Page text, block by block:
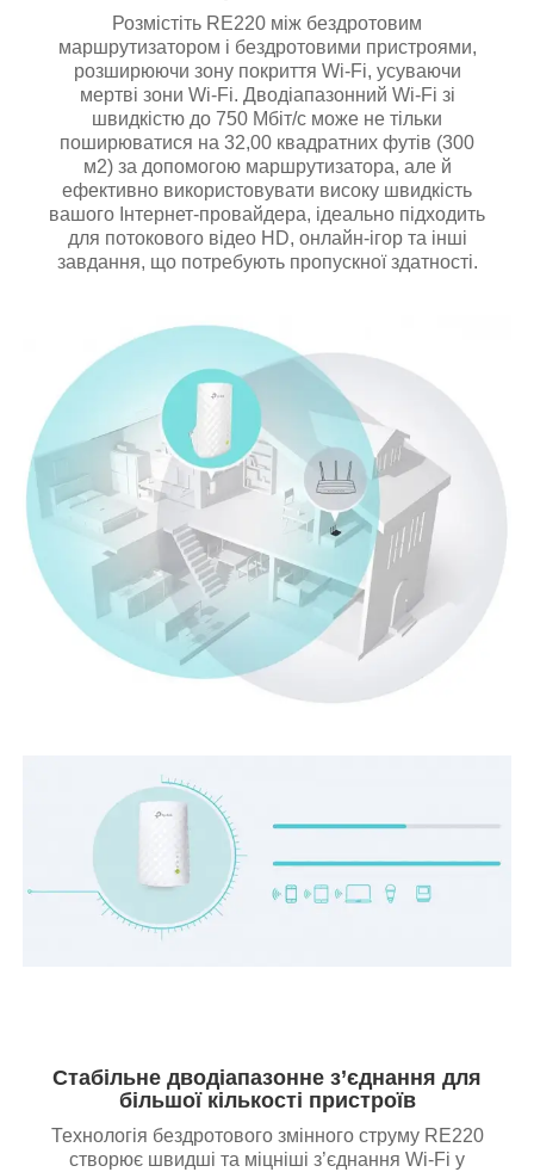
Розмістіть RE220 між бездротовим
маршрутизатором і бездротовими пристроями,
розширюючи зону покриття Wi-Fi, усуваючи
мертві зони Wi-Fi. Дводіапазонний Wi-Fi зі
швидкістю до 750 Мбіт/с може не тільки
поширюватися на 32,00 квадратних футів (300
м2) за допомогою маршрутизатора, але й
ефективно використовувати високу швидкість
вашого Інтернет-провайдера, ідеально підходить
для потокового відео HD, онлайн-ігор та інші
завдання, що потребують пропускної здатності.
Стабільне дводіапазонне з’єднання для
більшої кількості пристроїв
Технологія бездротового змінного струму RE220
створює швидші та міцніші з’єднання Wi-Fi у